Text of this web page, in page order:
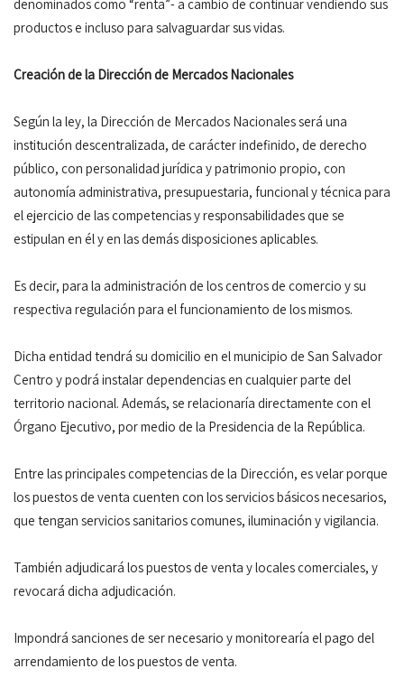
denominados como “renta”- a cambio de continuar vendiendo sus
productos e incluso para salvaguardar sus vidas.
Creación de la Dirección de Mercados Nacionales
Según la ley, la Dirección de Mercados Nacionales será una
institución descentralizada, de carácter indefinido, de derecho
público, con personalidad jurídica y patrimonio propio, con
autonomía administrativa, presupuestaria, funcional y técnica para
el ejercicio de las competencias y responsabilidades que se
estipulan en él y en las demás disposiciones aplicables.
Es decir, para la administración de los centros de comercio y su
respectiva regulación para el funcionamiento de los mismos.
Dicha entidad tendrá su domicilio en el municipio de San Salvador
Centro y podrá instalar dependencias en cualquier parte del
territorio nacional. Además, se relacionaría directamente con el
Órgano Ejecutivo, por medio de la Presidencia de la República.
Entre las principales competencias de la Dirección, es velar porque
los puestos de venta cuenten con los servicios básicos necesarios,
que tengan servicios sanitarios comunes, iluminación y vigilancia.
También adjudicará los puestos de venta y locales comerciales, y
revocará dicha adjudicación.
Impondrá sanciones de ser necesario y monitorearía el pago del
arrendamiento de los puestos de venta.